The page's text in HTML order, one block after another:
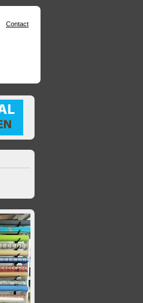
Contact